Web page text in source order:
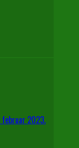
februar 2023.